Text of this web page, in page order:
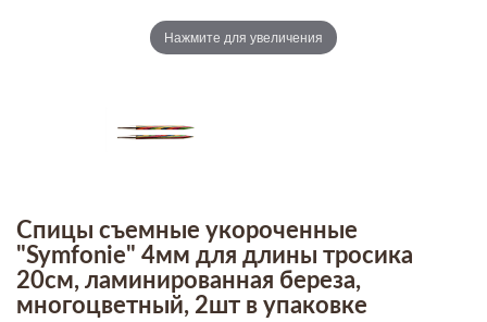
Нажмите для увеличения
Спицы съемные укороченные
"Symfonie" 4мм для длины тросика
20см, ламинированная береза,
многоцветный, 2шт в упаковке